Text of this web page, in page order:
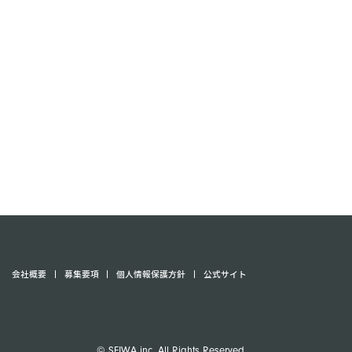
会社概要 募集要項 個人情報保護方針 公式サイト
© SEIWA inc. All Rights Reserved.